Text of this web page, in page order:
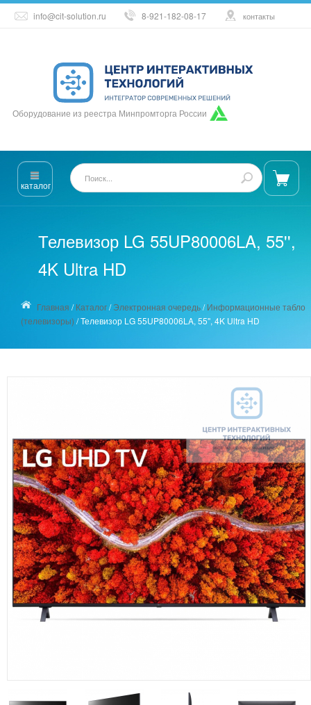
info@cit-solution.ru 8-921-182-08-17 контакты
Оборудование из реестра Минпромторга России
каталог
Телевизор LG 55UP80006LA, 55'',
4K Ultra HD
Главная /Каталог/Электронная очередь/Информационные табло
(телевизоры) /Телевизор LG 55UP80006LA, 55'', 4K Ultra HD